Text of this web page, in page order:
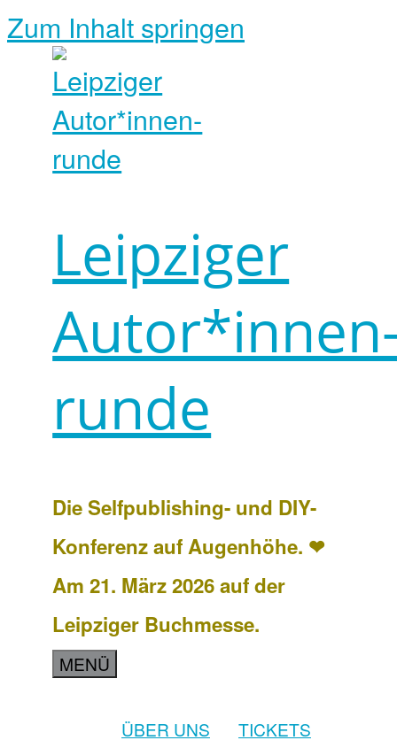
Zum Inhalt springen
Leipziger
runde
Die Selfpublishing- und DIY-
Konferenz auf Augenhöhe. ❤
Am 21. März 2026 auf der
Leipziger Buchmesse.
MENÜ
ÜBER UNS
TICKETS